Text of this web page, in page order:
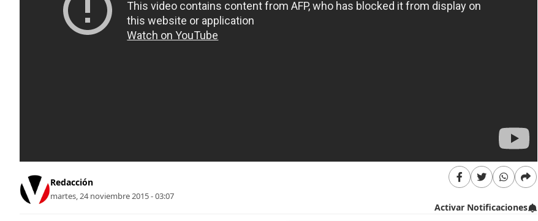
Redacción
martes, 24 noviembre 2015 - 03:07
Activar Notificaciones